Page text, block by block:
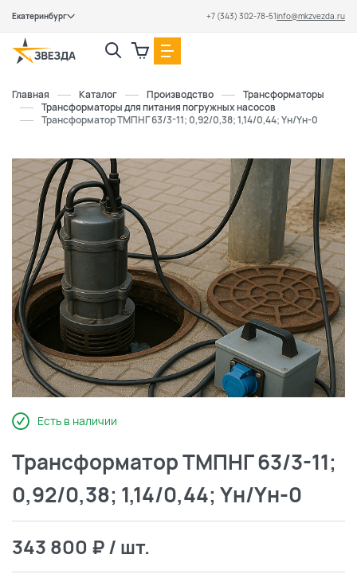
Екатеринбург +7 (343) 302-78-51info@mkzvezda.ru
Главная Каталог Производство
Трансформаторы
Трансформаторы для питания погружных насосов
Трансформатор ТМПНГ 63/3-11; 0,92/0,38; 1,14/0,44; Yн/Yн-0
Есть в наличии
Трансформатор ТМПНГ 63/3-11;
0,92/0,38; 1,14/0,44; Yн/Yн-0
343 800 ₽ / шт.